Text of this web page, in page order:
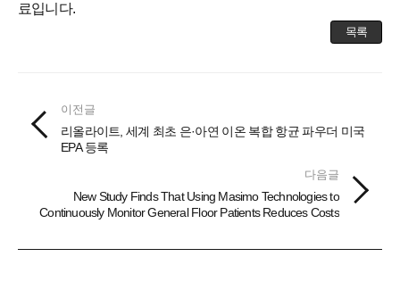
료입니다.
목록
이전글
리올라이트, 세계 최초 은·아연 이온 복합 항균 파우더 미국
EPA 등록
다음글
New Study Finds That Using Masimo Technologies to
Continuously Monitor General Floor Patients Reduces Costs